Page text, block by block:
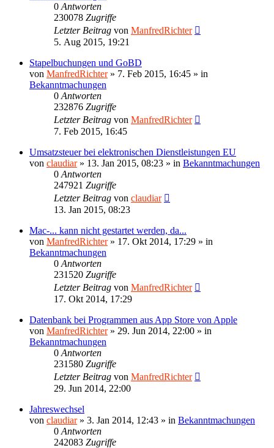
0 Antworten
230078 Zugriffe
Letzter Beitrag von ManfredRichter
5. Aug 2015, 19:21
Stapelbuchungen und GoBD
von ManfredRichter» 7. Feb 2015, 16:45 » in
Bekanntmachungen
0 Antworten
232876 Zugriffe
Letzter Beitrag von ManfredRichter
7. Feb 2015, 16:45
Umsatzsteuer bei elektronischen Dienstleistungen EU
von claudiar» 13. Jan 2015, 08:23 » in Bekanntmachungen
0 Antworten
247921 Zugriffe
Letzter Beitrag von claudiar
13. Jan 2015, 08:23
Mac-... kann nicht gestartet werden, da...
von ManfredRichter» 17. Okt 2014, 17:29 » in
Bekanntmachungen
0 Antworten
231520 Zugriffe
Letzter Beitrag von ManfredRichter
17. Okt 2014, 17:29
Datenbank bei Programmen aus App Store von Apple
von ManfredRichter» 29. Jun 2014, 22:00 » in
Bekanntmachungen
0 Antworten
231580 Zugriffe
Letzter Beitrag von ManfredRichter
29. Jun 2014, 22:00
Jahreswechsel
von claudiar» 3. Jan 2014, 12:43 » in Bekanntmachungen
0 Antworten
242083 Zugriffe